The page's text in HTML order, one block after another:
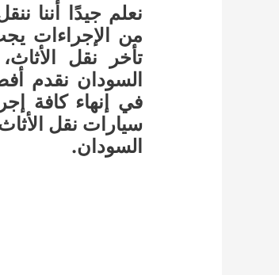
نعلم جيدًا أننا
من الإجراءات
تأخر نقل
السودان نقدم
في إنهاء كافة
سيارات نقل
السودان.